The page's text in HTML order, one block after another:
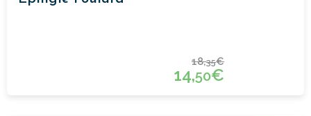
18,35€
14,50€